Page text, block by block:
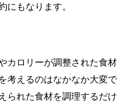
にもなります。
カロリーが調整された食材
考えるのはなかなか大変で
られた食材を調理するだけ